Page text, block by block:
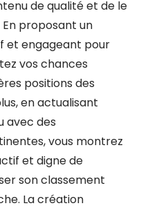
de qualité et de le
proposant un
et engageant pour
vos chances
positions des
en actualisant
avec des
vous montrez
et digne de
son classement
La création